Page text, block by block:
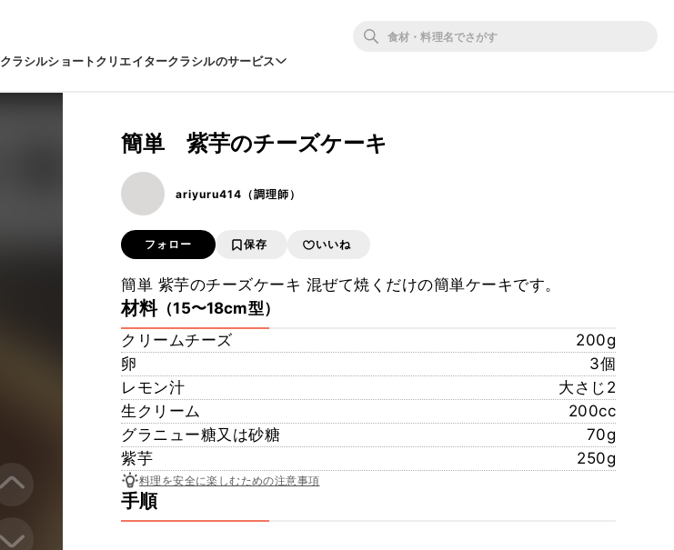
クラシルショートクリエイタークラシルのサービス
簡単 紫芋のチーズケーキ
ariyuru414（調理師）
フォロー 保存 いいね
簡単 紫芋のチーズケーキ 混ぜて焼くだけの簡単ケーキです。
材料（15〜18cm型）
クリームチーズ
200g
卵
3個
レモン汁
大さじ2
生クリーム
200cc
グラニュー糖又は砂糖
70g
紫芋
250g
料理を安全に楽しむための注意事項
手順